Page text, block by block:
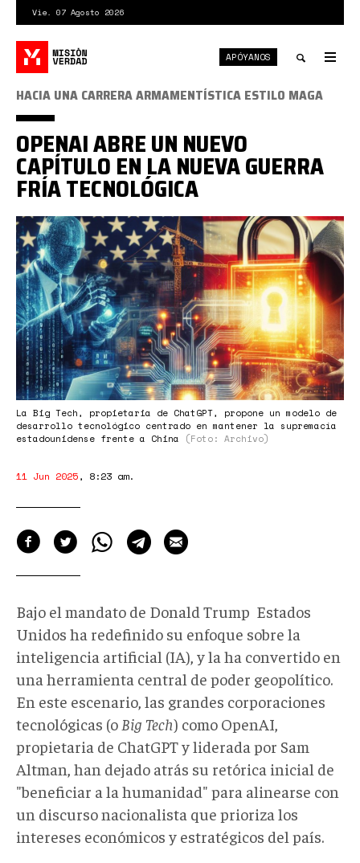
contenido
principal
Vie. 07 Agosto 2026
Toggle
APÓYANOS
Design-
sem-
nome-
4-
2-
aspect-
ratio-
930-
440-
1024x485.png
La Big Tech, propietaria de ChatGPT, propone un modelo de
desarrollo tecnológico centrado en mantener la supremacía
estadounidense frente a China
(Foto: Archivo)
HACIA UNA CARRERA ARMAMENTÍSTICA ESTILO MAGA
OPENAI ABRE UN NUEVO
CAPÍTULO EN LA NUEVA GUERRA
FRÍA TECNOLÓGICA
11 Jun 2025, 8:23 am.
Bajo el mandato de Donald Trump Estados
Unidos ha redefinido su enfoque sobre la
inteligencia artificial (IA), y la ha convertido en
una herramienta central de poder geopolítico.
En este escenario, las grandes corporaciones
tecnológicas (o Big Tech) como OpenAI,
propietaria de ChatGPT y liderada por Sam
Altman, han dejado atrás su retórica inicial de
"beneficiar a la humanidad" para alinearse con
un discurso nacionalista que prioriza los
intereses económicos y estratégicos del país.